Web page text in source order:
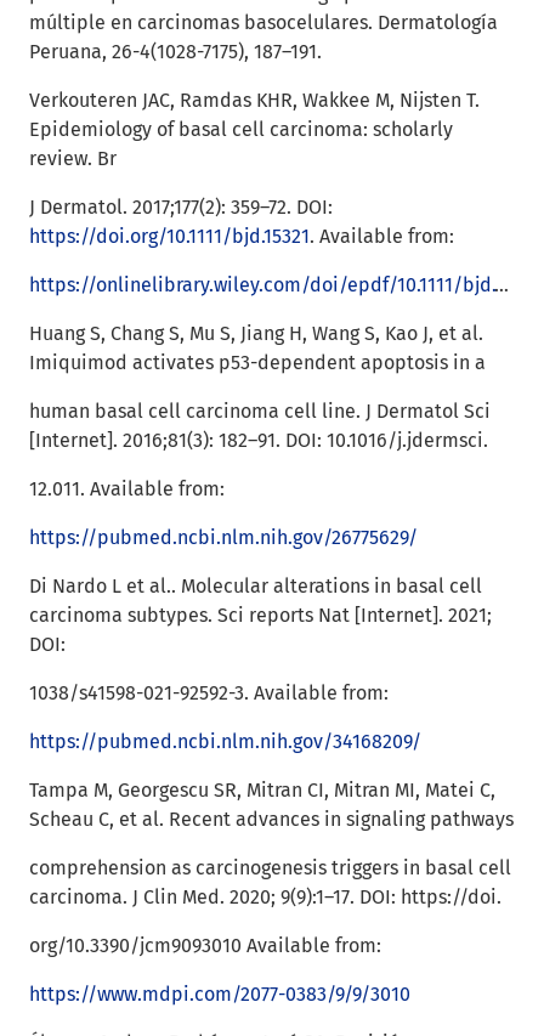
múltiple en carcinomas basocelulares. Dermatología
Peruana, 26-4(1028-7175), 187–191.
Verkouteren JAC, Ramdas KHR, Wakkee M, Nijsten T.
Epidemiology of basal cell carcinoma: scholarly
review. Br
J Dermatol. 2017;177(2): 359–72. DOI:
https://doi.org/10.1111/bjd.15321. Available from:
https://onlinelibrary.wiley.com/doi/epdf/10.1111/bjd.15321
Huang S, Chang S, Mu S, Jiang H, Wang S, Kao J, et al.
Imiquimod activates p53-dependent apoptosis in a
human basal cell carcinoma cell line. J Dermatol Sci
[Internet]. 2016;81(3): 182–91. DOI: 10.1016/j.jdermsci.
12.011. Available from:
https://pubmed.ncbi.nlm.nih.gov/26775629/
Di Nardo L et al.. Molecular alterations in basal cell
carcinoma subtypes. Sci reports Nat [Internet]. 2021;
DOI:
1038/s41598-021-92592-3. Available from:
https://pubmed.ncbi.nlm.nih.gov/34168209/
Tampa M, Georgescu SR, Mitran CI, Mitran MI, Matei C,
Scheau C, et al. Recent advances in signaling pathways
comprehension as carcinogenesis triggers in basal cell
carcinoma. J Clin Med. 2020; 9(9):1–17. DOI: https://doi.
org/10.3390/jcm9093010 Available from:
https://www.mdpi.com/2077-0383/9/9/3010